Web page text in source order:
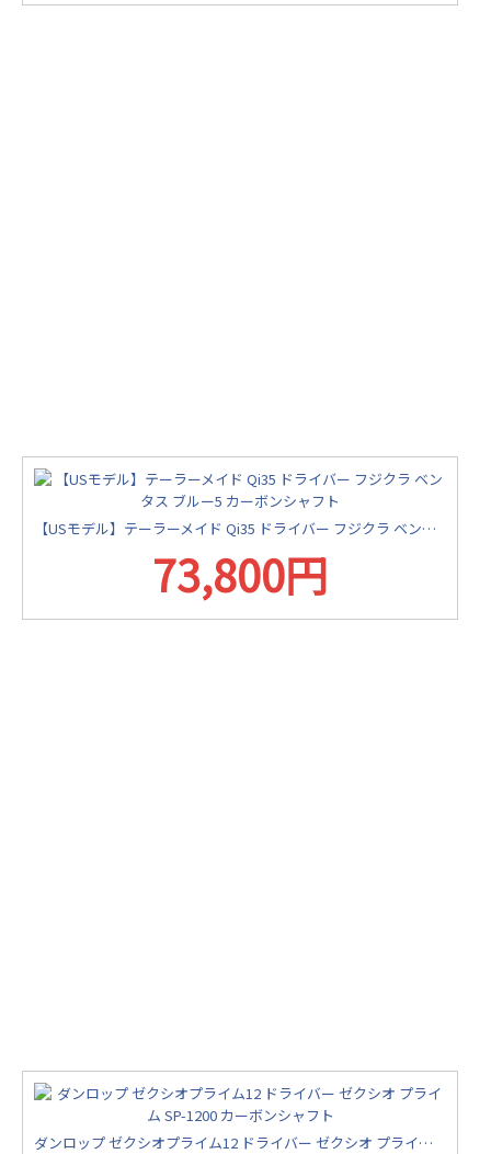
【USモデル】テーラーメイド Qi35 ドライバー フジクラ ベンタス ブルー5 カーボンシャフト
73,800円
ダンロップ ゼクシオプライム12 ドライバー ゼクシオ プライム SP-1200 カーボンシャフト